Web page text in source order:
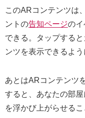
このARコンテンツは
ントの告知ページの
できる。タップする
ンツを表示できるよう
あとはARコンテンツ
すると、あなたの部
を浮かび上がらせるこ